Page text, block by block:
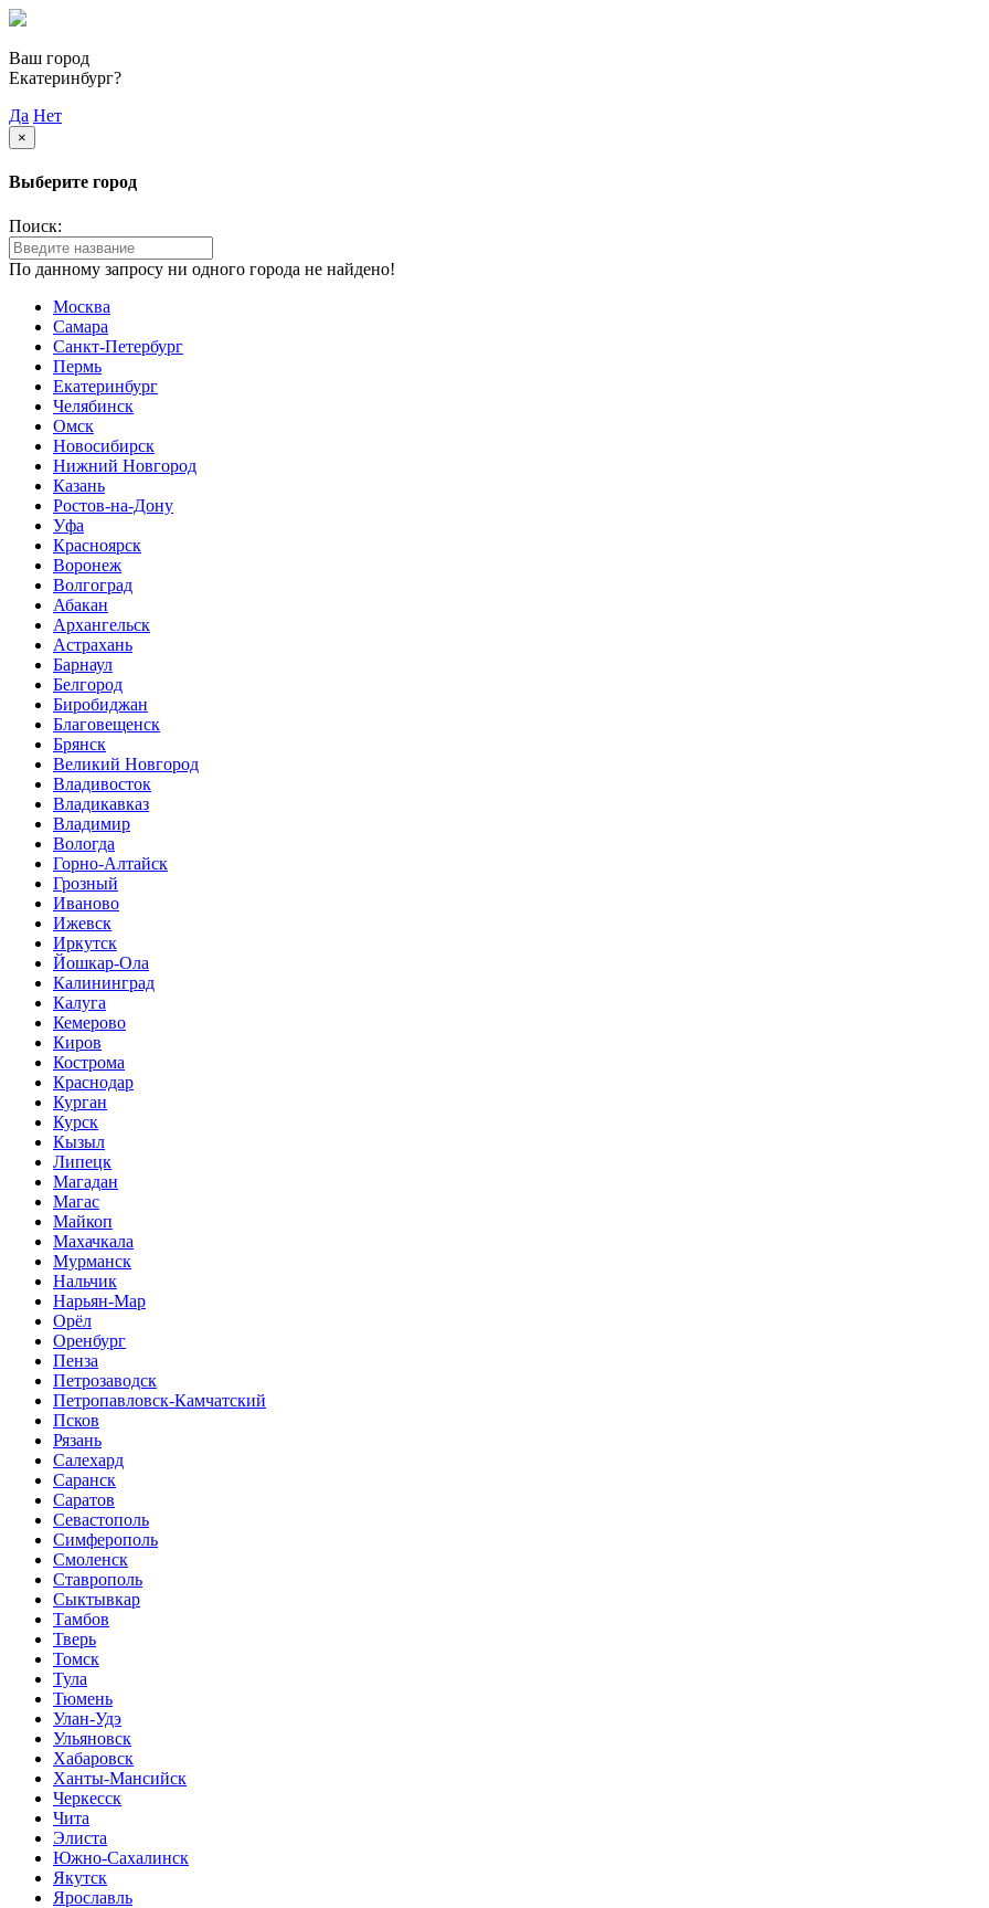
Ваш город
Екатеринбург?
Да Нет
×
Выберите город
Поиск:
По данному запросу ни одного города не найдено!
Москва
Самара
Санкт-Петербург
Пермь
Екатеринбург
Челябинск
Омск
Новосибирск
Нижний Новгород
Казань
Ростов-на-Дону
Уфа
Красноярск
Воронеж
Волгоград
Абакан
Архангельск
Астрахань
Барнаул
Белгород
Биробиджан
Благовещенск
Брянск
Великий Новгород
Владивосток
Владикавказ
Владимир
Вологда
Горно-Алтайск
Грозный
Иваново
Ижевск
Иркутск
Йошкар-Ола
Калининград
Калуга
Кемерово
Киров
Кострома
Краснодар
Курган
Курск
Кызыл
Липецк
Магадан
Магас
Майкоп
Махачкала
Мурманск
Нальчик
Нарьян-Мар
Орёл
Оренбург
Пенза
Петрозаводск
Петропавловск-Камчатский
Псков
Рязань
Салехард
Саранск
Саратов
Севастополь
Симферополь
Смоленск
Ставрополь
Сыктывкар
Тамбов
Тверь
Томск
Тула
Тюмень
Улан-Удэ
Ульяновск
Хабаровск
Ханты-Мансийск
Черкесск
Чита
Элиста
Южно-Сахалинск
Якутск
Ярославль